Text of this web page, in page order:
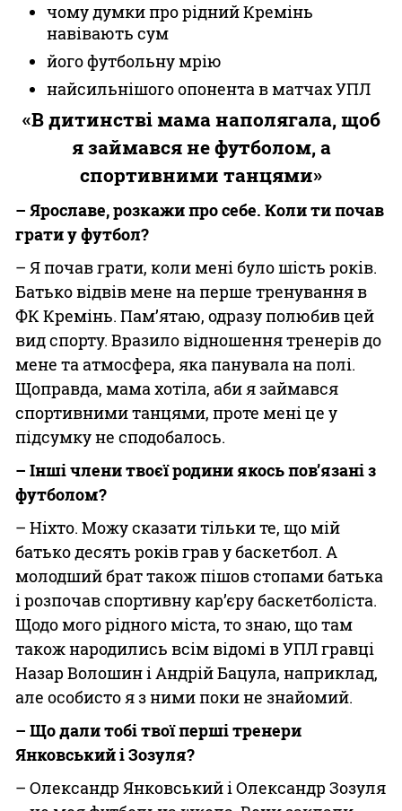
чому думки про рідний Кремінь
навівають сум
його футбольну мрію
найсильнішого опонента в матчах УПЛ
«В дитинстві мама наполягала, щоб
я займався не футболом, а
спортивними танцями»
– Ярославе, розкажи про себе. Коли ти почав
грати у футбол?
– Я почав грати, коли мені було шість років.
Батько відвів мене на перше тренування в
ФК Кремінь. Пам’ятаю, одразу полюбив цей
вид спорту. Вразило відношення тренерів до
мене та атмосфера, яка панувала на полі.
Щоправда, мама хотіла, аби я займався
спортивними танцями, проте мені це у
підсумку не сподобалось.
– Інші члени твоєї родини якось пов’язані з
футболом?
– Ніхто. Можу сказати тільки те, що мій
батько десять років грав у баскетбол. А
молодший брат також пішов стопами батька
і розпочав спортивну кар’єру баскетболіста.
Щодо мого рідного міста, то знаю, що там
також народились всім відомі в УПЛ гравці
Назар Волошин і Андрій Бацула, наприклад,
але особисто я з ними поки не знайомий.
– Що дали тобі твої перші тренери
Янковський і Зозуля?
– Олександр Янковський і Олександр Зозуля